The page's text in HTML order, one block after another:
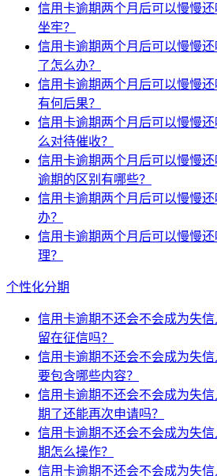
信用卡逾期两个月后可以慢慢
坐牢？
信用卡逾期两个月后可以慢慢
了怎么办？
信用卡逾期两个月后可以慢慢
有何后果？
信用卡逾期两个月后可以慢慢
么对待催收？
信用卡逾期两个月后可以慢慢
逾期的区别有哪些？
信用卡逾期两个月后可以慢慢
办？
信用卡逾期两个月后可以慢慢
理？
个性化分期
信用卡逾期不还会不会成为失
留在征信吗？
信用卡逾期不还会不会成为失
要包含哪些内容？
信用卡逾期不还会不会成为失
期了还能再次申请吗？
信用卡逾期不还会不会成为失
期怎么操作？
信用卡逾期不还会不会成为失